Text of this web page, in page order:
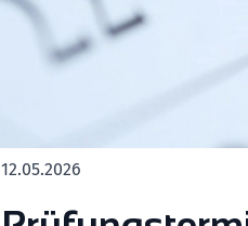
12.05.2026